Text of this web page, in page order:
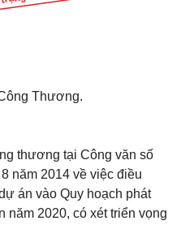
Thương.
thương tại Công văn số
năm 2014 về việc điều
án vào Quy hoạch phát
năm 2020, có xét triển vọng